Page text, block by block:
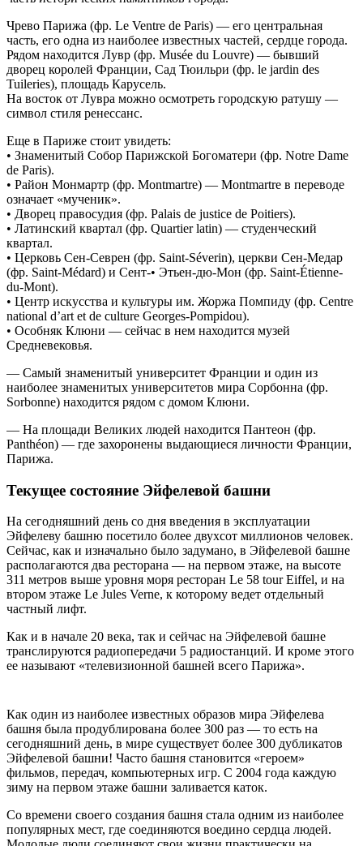
Чрево Парижа (фр. Le Ventre de Paris) — его центральная
часть, его одна из наиболее известных частей, сердце города.
Рядом находится Лувр (фр. Musée du Louvre) — бывший
дворец королей Франции, Сад Тюильри (фр. le jardin des
Tuileries), площадь Карусель.
На восток от Лувра можно осмотреть городскую ратушу —
символ стиля ренессанс.
Еще в Париже стоит увидеть:
• Знаменитый Собор Парижской Богоматери (фр. Notre Dame
de Paris).
• Район Монмартр (фр. Montmartre) — Montmartre в переводе
означает «мученик».
• Дворец правосудия (фр. Palais de justice de Poitiers).
• Латинский квартал (фр. Quartier latin) — студенческий
квартал.
• Церковь Сен-Севрен (фр. Saint-Séverin), церкви Сен-Медар
(фр. Saint-Médard) и Сент-• Этьен-дю-Мон (фр. Saint-Étienne-
du-Mont).
• Центр искусства и культуры им. Жоржа Помпиду (фр. Centre
national d’art et de culture Georges-Pompidou).
• Особняк Клюни — сейчас в нем находится музей
Средневековья.
— Самый знаменитый университет Франции и один из
наиболее знаменитых университетов мира Сорбонна (фр.
Sorbonne) находится рядом с домом Клюни.
— На площади Великих людей находится Пантеон (фр.
Panthéon) — где захоронены выдающиеся личности Франции,
Парижа.
Текущее состояние Эйфелевой башни
На сегодняшний день со дня введения в эксплуатации
Эйфелеву башню посетило более двухсот миллионов человек.
Сейчас, как и изначально было задумано, в Эйфелевой башне
располагаются два ресторана — на первом этаже, на высоте
311 метров выше уровня моря ресторан Le 58 tour Eiffel, и на
втором этаже Le Jules Verne, к которому ведет отдельный
частный лифт.
Как и в начале 20 века, так и сейчас на Эйфелевой башне
транслируются радиопередачи 5 радиостанций. И кроме этого
ее называют «телевизионной башней всего Парижа».
Как один из наиболее известных образов мира Эйфелева
башня была продублирована более 300 раз — то есть на
сегодняшний день, в мире существует более 300 дубликатов
Эйфелевой башни! Часто башня становится «героем»
фильмов, передач, компьютерных игр. С 2004 года каждую
зиму на первом этаже башни заливается каток.
Со времени своего создания башня стала одним из наиболее
популярных мест, где соединяются воедино сердца людей.